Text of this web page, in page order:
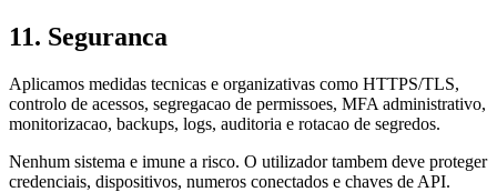
11. Seguranca
Aplicamos medidas tecnicas e organizativas como HTTPS/TLS,
controlo de acessos, segregacao de permissoes, MFA administrativo,
monitorizacao, backups, logs, auditoria e rotacao de segredos.
Nenhum sistema e imune a risco. O utilizador tambem deve proteger
credenciais, dispositivos, numeros conectados e chaves de API.